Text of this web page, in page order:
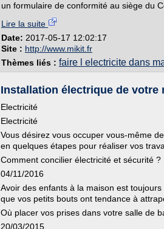
un formulaire de conformité au siège du
Lire la suite
Date: 2017-05-17 12:02:17
Site : http://www.mikit.fr
Thèmes liés : faire l electricite dans
Installation électrique de votre
Electricité
Electricité
Vous désirez vous occuper vous-même
en quelques étapes pour réaliser vos
Comment concilier électricité et sécurité ?
04/11/2016
Avoir des enfants à la maison est
que vos petits bouts ont tendance à
Où placer vos prises dans votre salle de
20/03/2015